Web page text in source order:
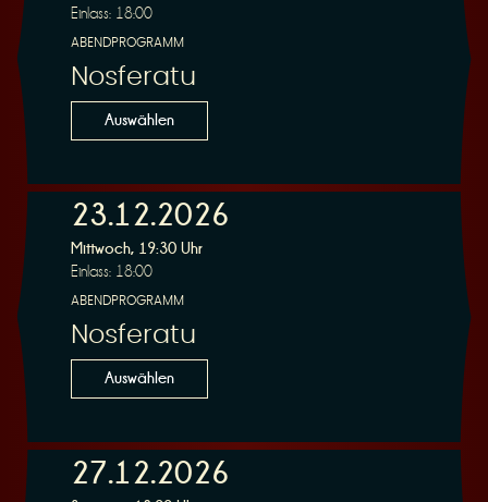
Einlass: 18:00
ABENDPROGRAMM
Nosferatu
Auswählen
23.12.2026
Mittwoch, 19:30 Uhr
Einlass: 18:00
ABENDPROGRAMM
Nosferatu
Auswählen
27.12.2026